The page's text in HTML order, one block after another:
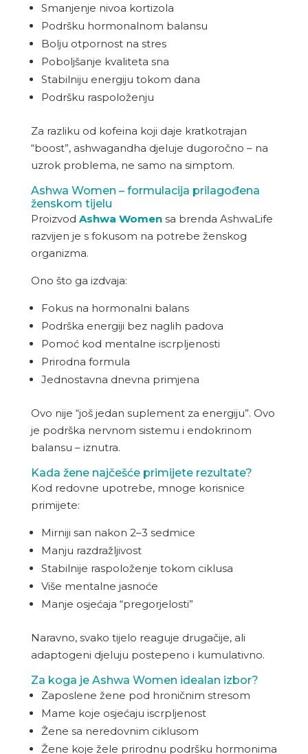
Smanjenje nivoa kortizola
Podršku hormonalnom balansu
Bolju otpornost na stres
Poboljšanje kvaliteta sna
Stabilniju energiju tokom dana
Podršku raspoloženju
Za razliku od kofeina koji daje kratkotrajan
“boost”, ashwagandha djeluje dugoročno – na
uzrok problema, ne samo na simptom.
Ashwa Women – formulacija prilagođena
ženskom tijelu
Proizvod Ashwa Womensa brenda AshwaLife
razvijen je s fokusom na potrebe ženskog
organizma.
Ono što ga izdvaja:
Fokus na hormonalni balans
Podrška energiji bez naglih padova
Pomoć kod mentalne iscrpljenosti
Prirodna formula
Jednostavna dnevna primjena
Ovo nije “još jedan suplement za energiju”. Ovo
je podrška nervnom sistemu i endokrinom
balansu – iznutra.
Kada žene najčešće primijete rezultate?
Kod redovne upotrebe, mnoge korisnice
primijete:
Mirniji san nakon 2–3 sedmice
Manju razdražljivost
Stabilnije raspoloženje tokom ciklusa
Više mentalne jasnoće
Manje osjećaja “pregorjelosti”
Naravno, svako tijelo reaguje drugačije, ali
adaptogeni djeluju postepeno i kumulativno.
Za koga je Ashwa Women idealan izbor?
Zaposlene žene pod hroničnim stresom
Mame koje osjećaju iscrpljenost
Žene sa neredovnim ciklusom
Žene koje žele prirodnu podršku hormonima